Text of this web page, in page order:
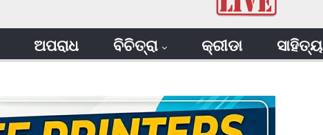
ଅପରାଧ ବିଚିତ୍ରା କ୍ରୀଡା ସାହିତ୍ୟ